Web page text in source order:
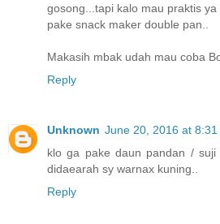
gosong...tapi kalo mau praktis
pake snack maker double pan..
Makasih mbak udah mau coba
Reply
Unknown June 20, 2016 at 8:31
klo ga pake daun pandan /
didaearah sy warnax kuning..
Reply